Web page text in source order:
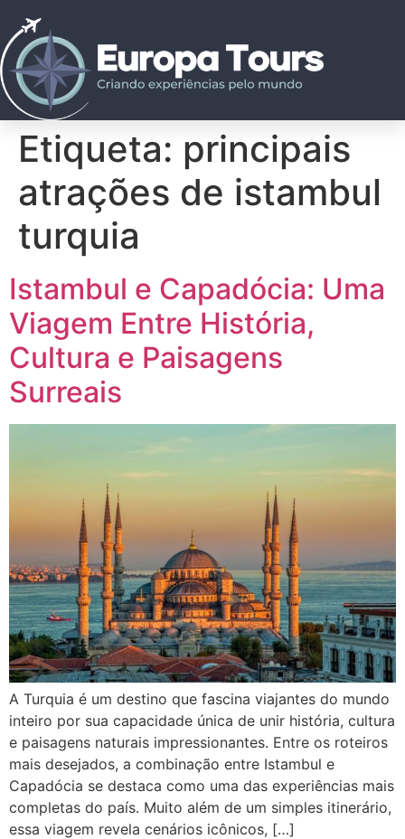
Etiqueta: principais
atrações de istambul
turquia
Istambul e Capadócia: Uma
Viagem Entre História,
Cultura e Paisagens
Surreais
A Turquia é um destino que fascina viajantes do mundo
inteiro por sua capacidade única de unir história, cultura
e paisagens naturais impressionantes. Entre os roteiros
mais desejados, a combinação entre Istambul e
Capadócia se destaca como uma das experiências mais
completas do país. Muito além de um simples itinerário,
essa viagem revela cenários icônicos, […]